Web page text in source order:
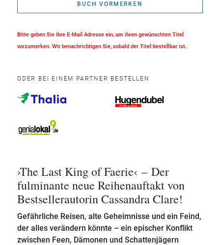
BUCH VORMERKEN
Bitte geben Sie Ihre E-Mail Adresse ein, um ihren gewünschten Titel
vorzumerken. Wir benachrichtigen Sie, sobald der Titel bestellbar ist.
ODER BEI EINEM PARTNER BESTELLEN
›The Last King of Faerie‹ – Der
fulminante neue Reihenauftakt von
Bestsellerautorin Cassandra Clare!
Gefährliche Reisen, alte Geheimnisse und ein Feind,
der alles verändern könnte – ein epischer Konflikt
zwischen Feen, Dämonen und Schattenjägern